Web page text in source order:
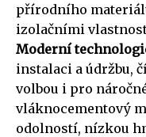
přírodního
izolačními
Moderní
instalaci a údržbu,
volbou i pro
vláknocementový
odolností, nízkou